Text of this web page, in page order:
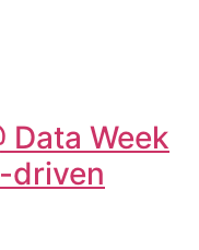
Data Week
driven